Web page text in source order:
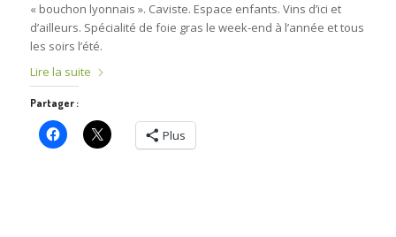
« bouchon lyonnais ». Caviste. Espace enfants. Vins d’ici et
d’ailleurs. Spécialité de foie gras le week-end à l’année et tous
les soirs l’été.
Lire la suite
Partager :
Plus